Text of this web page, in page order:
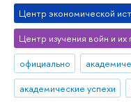
Центр экономической
Центр изучения войн и их
официально
академические успехи